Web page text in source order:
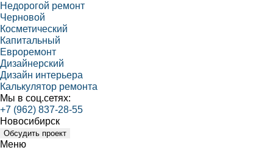
Недорогой ремонт
Черновой
Косметический
Капитальный
Евроремонт
Дизайнерский
Дизайн интерьера
Калькулятор ремонта
Мы в соц.сетях:
+7 (962) 837-28-55
Новосибирск
Обсудить проект
Меню